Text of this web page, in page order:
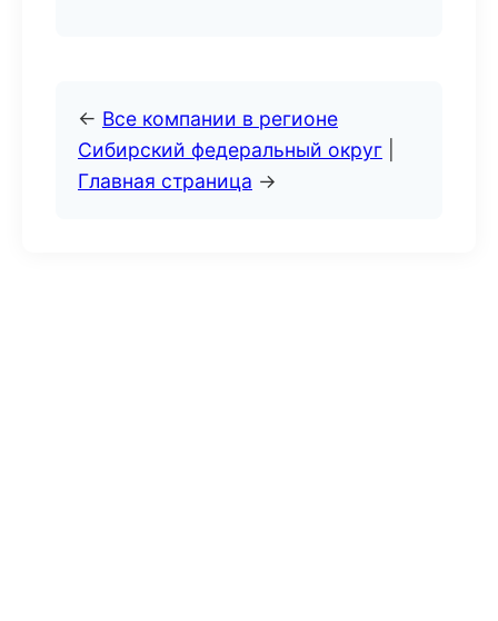
← Все компании в регионе
Сибирский федеральный округ
Главная страница →